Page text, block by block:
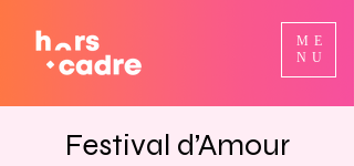
ME
NU
Festival d’Amour